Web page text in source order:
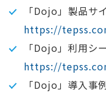
「Dojo」製品サ
https://
「Dojo」利用シ
https://
「Dojo」導入事